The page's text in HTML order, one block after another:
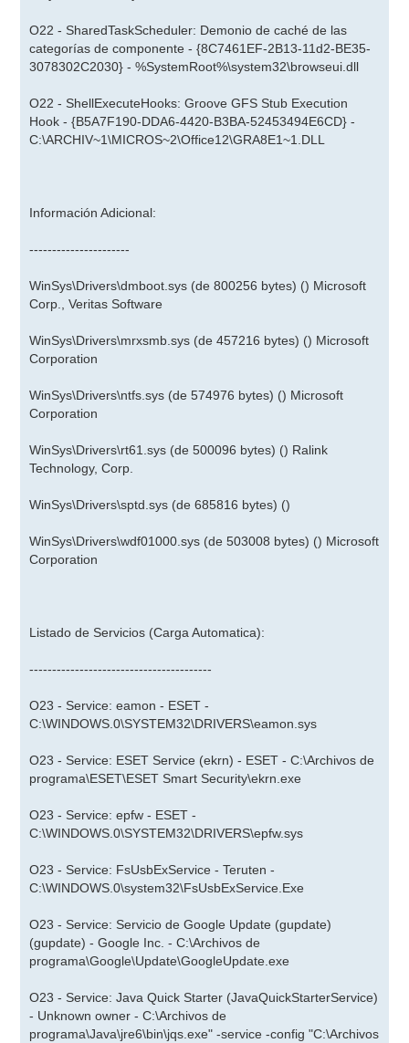
O22 - SharedTaskScheduler: Demonio de caché de las
categorías de componente - {8C7461EF-2B13-11d2-BE35-
3078302C2030} - %SystemRoot%\system32\browseui.dll
O22 - ShellExecuteHooks: Groove GFS Stub Execution
Hook - {B5A7F190-DDA6-4420-B3BA-52453494E6CD} -
C:\ARCHIV~1\MICROS~2\Office12\GRA8E1~1.DLL
Información Adicional:
----------------------
WinSys\Drivers\dmboot.sys (de 800256 bytes) () Microsoft
Corp., Veritas Software
WinSys\Drivers\mrxsmb.sys (de 457216 bytes) () Microsoft
Corporation
WinSys\Drivers\ntfs.sys (de 574976 bytes) () Microsoft
Corporation
WinSys\Drivers\rt61.sys (de 500096 bytes) () Ralink
Technology, Corp.
WinSys\Drivers\sptd.sys (de 685816 bytes) ()
WinSys\Drivers\wdf01000.sys (de 503008 bytes) () Microsoft
Corporation
Listado de Servicios (Carga Automatica):
----------------------------------------
O23 - Service: eamon - ESET -
C:\WINDOWS.0\SYSTEM32\DRIVERS\eamon.sys
O23 - Service: ESET Service (ekrn) - ESET - C:\Archivos de
programa\ESET\ESET Smart Security\ekrn.exe
O23 - Service: epfw - ESET -
C:\WINDOWS.0\SYSTEM32\DRIVERS\epfw.sys
O23 - Service: FsUsbExService - Teruten -
C:\WINDOWS.0\system32\FsUsbExService.Exe
O23 - Service: Servicio de Google Update (gupdate)
(gupdate) - Google Inc. - C:\Archivos de
programa\Google\Update\GoogleUpdate.exe
O23 - Service: Java Quick Starter (JavaQuickStarterService)
- Unknown owner - C:\Archivos de
programa\Java\jre6\bin\jqs.exe" -service -config "C:\Archivos